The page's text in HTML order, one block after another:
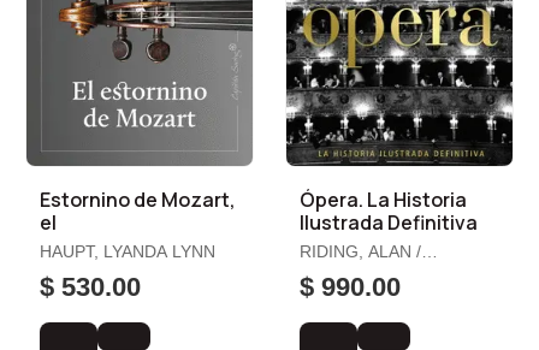
Estornino de Mozart,
el
HAUPT, LYANDA LYNN
$ 530.00
Ópera. La Historia
Ilustrada Definitiva
RIDING, ALAN /
DUNTON-DOWNER,
LESLIE
$ 990.00